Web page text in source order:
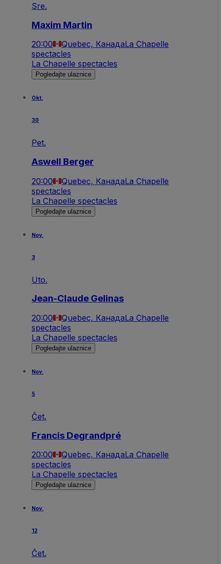
Sre.
Maxim Martin
20:00 Quebec, КанадаLa Chapelle
spectacles
La Chapelle spectacles
Pogledajte ulaznice
Okt.
30
Pet.
Aswell Berger
20:00 Quebec, КанадаLa Chapelle
spectacles
La Chapelle spectacles
Pogledajte ulaznice
Nov.
3
Uto.
Jean-Claude Gelinas
20:00 Quebec, КанадаLa Chapelle
spectacles
La Chapelle spectacles
Pogledajte ulaznice
Nov.
5
Čet.
Francis Degrandpré
20:00 Quebec, КанадаLa Chapelle
spectacles
La Chapelle spectacles
Pogledajte ulaznice
Nov.
12
Čet.